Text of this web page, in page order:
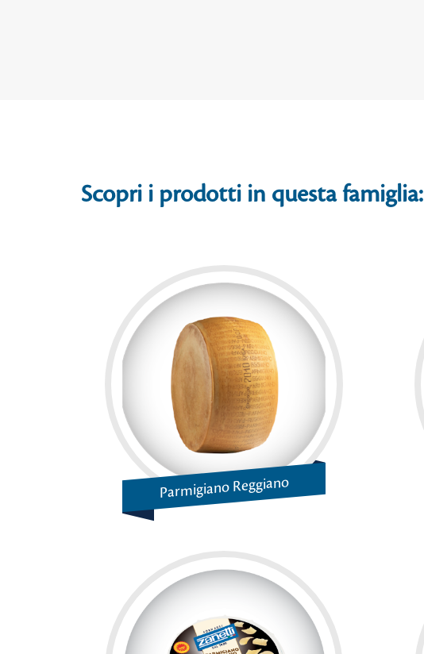
Scopri i prodotti in questa famiglia:
Parmigiano Reggiano